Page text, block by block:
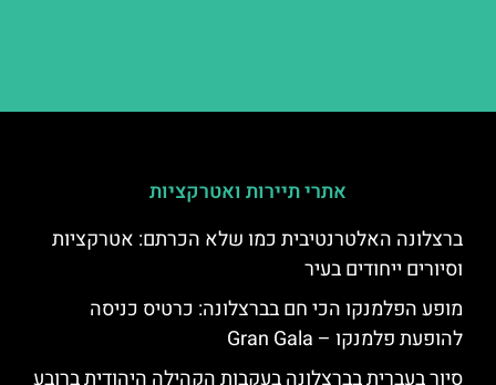
אתרי תיירות ואטרקציות
ברצלונה האלטרנטיבית כמו שלא הכרתם: אטרקציות
וסיורים ייחודים בעיר
מופע הפלמנקו הכי חם בברצלונה: כרטיס כניסה
להופעת פלמנקו – Gran Gala